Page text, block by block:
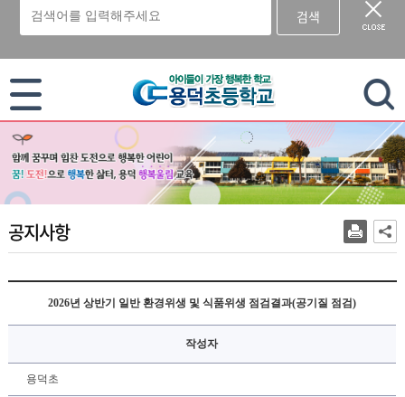
이 누리집은 대한민국 공식 전자정부 누리집입니다.
검색
공지사항
2026년 상반기 일반 환경위생 및 식품위생 점검결과(공기질 점검)
작성자
용덕초